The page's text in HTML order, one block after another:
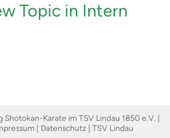
Topic in Intern
Karate im TSV Lindau 1850 e.V. |
Datenschutz
TSV Lindau